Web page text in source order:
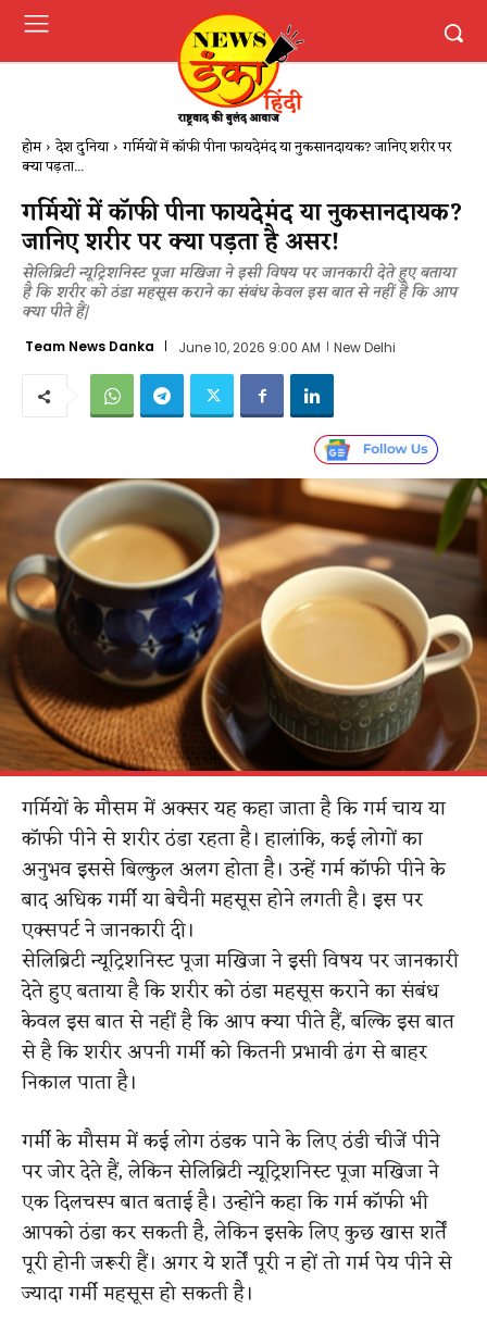
होम देश दुनिया गर्मियों में कॉफी पीना फायदेमंद या नुकसानदायक? जानिए शरीर पर
क्या पड़ता...
गर्मियों में कॉफी पीना फायदेमंद या नुकसानदायक?
जानिए शरीर पर क्या पड़ता है असर!
सेलिब्रिटी न्यूट्रिशनिस्ट पूजा मखिजा ने इसी विषय पर जानकारी देते हुए बताया
है कि शरीर को ठंडा महसूस कराने का संबंध केवल इस बात से नहीं है कि आप
क्या पीते हैं|
Team News Danka June 10, 2026 9:00 AM New Delhi
गर्मियों के मौसम में अक्सर यह कहा जाता है कि गर्म चाय या
कॉफी पीने से शरीर ठंडा रहता है। हालांकि, कई लोगों का
अनुभव इससे बिल्कुल अलग होता है। उन्हें गर्म कॉफी पीने के
बाद अधिक गर्मी या बेचैनी महसूस होने लगती है। इस पर
एक्सपर्ट ने जानकारी दी।
सेलिब्रिटी न्यूट्रिशनिस्ट पूजा मखिजा ने इसी विषय पर जानकारी
देते हुए बताया है कि शरीर को ठंडा महसूस कराने का संबंध
केवल इस बात से नहीं है कि आप क्या पीते हैं, बल्कि इस बात
से है कि शरीर अपनी गर्मी को कितनी प्रभावी ढंग से बाहर
निकाल पाता है।
गर्मी के मौसम में कई लोग ठंडक पाने के लिए ठंडी चीजें पीने
पर जोर देते हैं, लेकिन सेलिब्रिटी न्यूट्रिशनिस्ट पूजा मखिजा ने
एक दिलचस्प बात बताई है। उन्होंने कहा कि गर्म कॉफी भी
आपको ठंडा कर सकती है, लेकिन इसके लिए कुछ खास शर्तें
पूरी होनी जरूरी हैं। अगर ये शर्तें पूरी न हों तो गर्म पेय पीने से
ज्यादा गर्मी महसूस हो सकती है।